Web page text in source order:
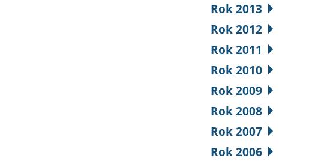
Rok 2013
Rok 2012
Rok 2011
Rok 2010
Rok 2009
Rok 2008
Rok 2007
Rok 2006